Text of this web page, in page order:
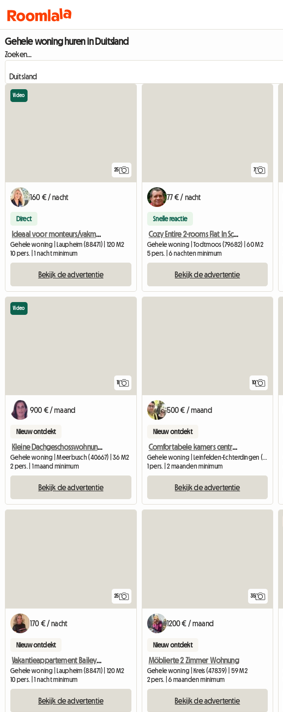
Gehele woning huren in Duitsland
Zoeken...
25
Video
160 € / nacht
Direct
Ideaal voor monteurs/vakmensen
Gehele woning | Laupheim (88471) | 120 M2
10 pers. | 1 nacht minimum
Bekijk de advertentie
7
77 € / nacht
Snelle reactie
Cozy Entire 2-rooms Flat In Schwartzwald (D) Near Basel
Gehele woning | Todtmoos (79682) | 60 M2
5 pers. | 6 nachten minimum
Bekijk de advertentie
Video
900 € / maand
Nieuw ontdekt
Kleine Dachgeschosswohnung Zu Vermieten
Gehele woning | Meerbusch (40667) | 36 M2
2 pers. | 1 maand minimum
Bekijk de advertentie
10
500 € / maand
Nieuw ontdekt
Comfortabele kamers centraal gelegen in Echterdingen (kopie)
Gehele woning | Leinfelden-Echterdingen (70771) | 16 M2
1 pers. | 2 maanden minimum
Bekijk de advertentie
25
170 € / nacht
Nieuw ontdekt
Vakantieappartement Bailey – Centrale accommodatie in Laupheim
Gehele woning | Laupheim (88471) | 120 M2
10 pers. | 1 nacht minimum
Bekijk de advertentie
35
1200 € / maand
Nieuw ontdekt
Möblierte 2 Zimmer Wohnung
Gehele woning | Kreis (47839) | 59 M2
2 pers. | 6 maanden minimum
Bekijk de advertentie